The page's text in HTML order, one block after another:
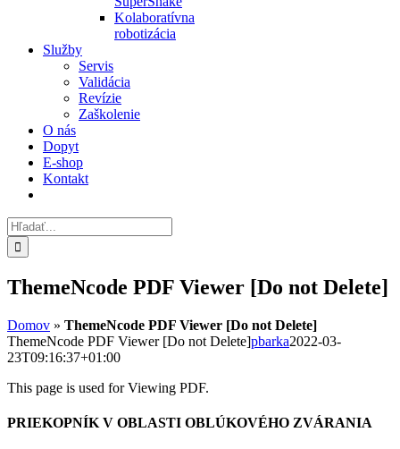
Kolaboratívna
robotizácia
Služby
Servis
Validácia
Revízie
Zaškolenie
O nás
Dopyt
E-shop
Kontakt
Hľadať:
ThemeNcode PDF Viewer [Do not Delete]
Domov » ThemeNcode PDF Viewer [Do not Delete]
ThemeNcode PDF Viewer [Do not Delete]pbarka2022-03-
23T09:16:37+01:00
This page is used for Viewing PDF.
PRIEKOPNÍK V OBLASTI OBLÚKOVÉHO ZVÁRANIA